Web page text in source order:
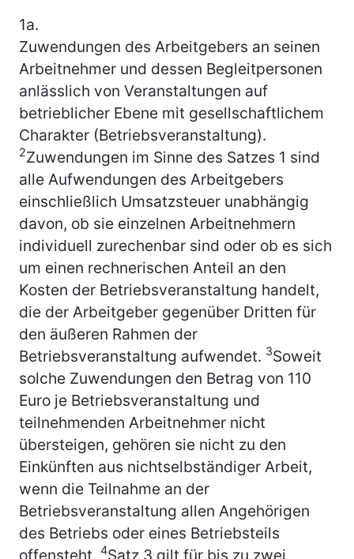
1a.
Zuwendungen des Arbeitgebers an seinen
Arbeitnehmer und dessen Begleitpersonen
anlässlich von Veranstaltungen auf
betrieblicher Ebene mit gesellschaftlichem
Charakter (Betriebsveranstaltung).
2Zuwendungen im Sinne des Satzes 1 sind
alle Aufwendungen des Arbeitgebers
einschließlich Umsatzsteuer unabhängig
davon, ob sie einzelnen Arbeitnehmern
individuell zurechenbar sind oder ob es sich
um einen rechnerischen Anteil an den
Kosten der Betriebsveranstaltung handelt,
die der Arbeitgeber gegenüber Dritten für
den äußeren Rahmen der
Betriebsveranstaltung aufwendet. 3Soweit
solche Zuwendungen den Betrag von 110
Euro je Betriebsveranstaltung und
teilnehmenden Arbeitnehmer nicht
übersteigen, gehören sie nicht zu den
Einkünften aus nichtselbständiger Arbeit,
wenn die Teilnahme an der
Betriebsveranstaltung allen Angehörigen
des Betriebs oder eines Betriebsteils
offensteht. 4Satz 3 gilt für bis zu zwei